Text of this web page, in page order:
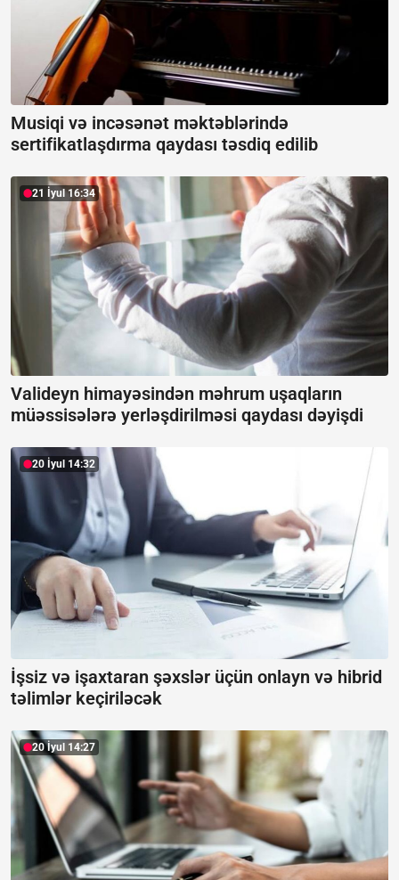
Musiqi və incəsənət məktəblərində
sertifikatlaşdırma qaydası təsdiq edilib
21 İyul 16:34
Valideyn himayəsindən məhrum uşaqların
müəssisələrə yerləşdirilməsi qaydası dəyişdi
20 İyul 14:32
İşsiz və işaxtaran şəxslər üçün onlayn və hibrid
təlimlər keçiriləcək
20 İyul 14:27